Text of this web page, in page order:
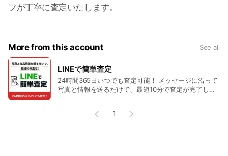
フが丁寧に査定いたします。
More from this account See all
LINEで簡単査定
24時間365日いつでも査定可能！ メッセージに沿って
写真と情報を送るだけで、最短10分で査定が完了しま
1